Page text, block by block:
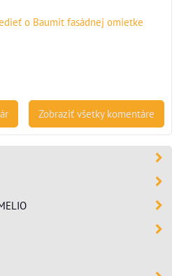
o Baumit fasádnej omietke
Zobraziť všetky komentáre